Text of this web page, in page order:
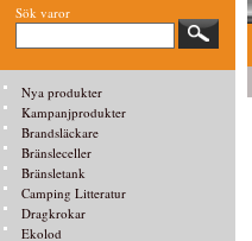
Sök varor
Nya produkter
Kampanjprodukter
Brandsläckare
Bränsleceller
Bränsletank
Camping Litteratur
Dragkrokar
Ekolod